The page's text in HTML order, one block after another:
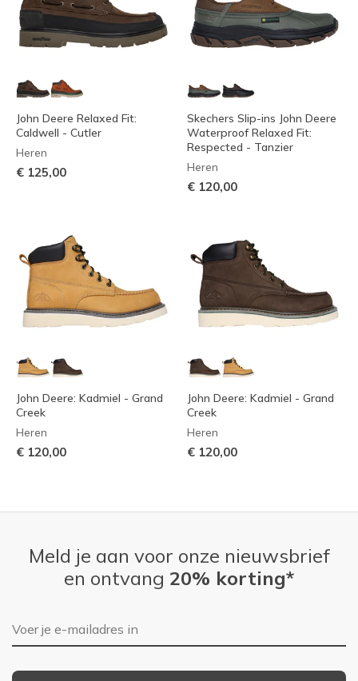
John Deere Relaxed Fit:
Caldwell - Cutler
Heren
€ 125,00
Skechers Slip-ins John Deere
Waterproof Relaxed Fit:
Respected - Tanzier
Heren
€ 120,00
John Deere: Kadmiel - Grand
Creek
Heren
€ 120,00
John Deere: Kadmiel - Grand
Creek
Heren
€ 120,00
Meld je aan voor onze nieuwsbrief
en ontvang 20% korting*
E-mailadres